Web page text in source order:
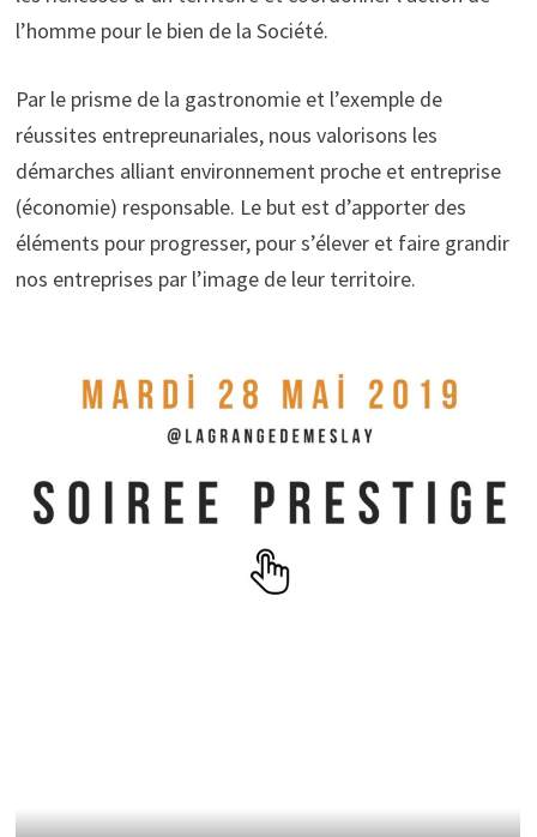
l’homme pour le bien de la Société.
Par le prisme de la gastronomie et l’exemple de
réussites entrepreunariales, nous valorisons les
démarches alliant environnement proche et entreprise
(économie) responsable. Le but est d’apporter des
éléments pour progresser, pour s’élever et faire grandir
nos entreprises par l’image de leur territoire.